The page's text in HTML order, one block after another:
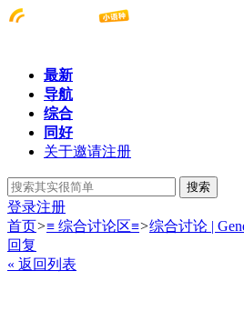
最新
导航
综合
同好
关于邀请注册
搜索
登录注册
首页>≡ 综合讨论区≡>综合讨论 |
回复
« 返回列表